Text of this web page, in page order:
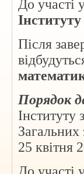
До участі
Після
Порядок
Інституту
25 квітня